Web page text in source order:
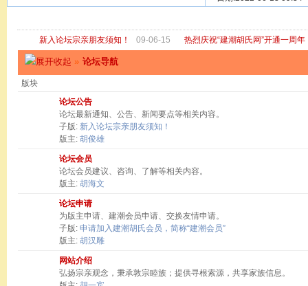
新入论坛宗亲朋友须知！ 09-06-15 热烈庆祝“建潮胡氏网”开通一周年
» 论坛导航
版块
论坛公告
论坛最新通知、公告、新闻要点等相关内容。
子版: 新入论坛宗亲朋友须知！
版主: 胡俊雄
论坛会员
论坛会员建议、咨询、了解等相关内容。
版主: 胡海文
论坛申请
为版主申请、建潮会员申请、交换友情申请。
子版: 申请加入建潮胡氏会员，简称“建潮会员”
版主: 胡汉雕
网站介绍
弘扬宗亲观念，秉承敦宗睦族；提供寻根索源，共享家族信息。